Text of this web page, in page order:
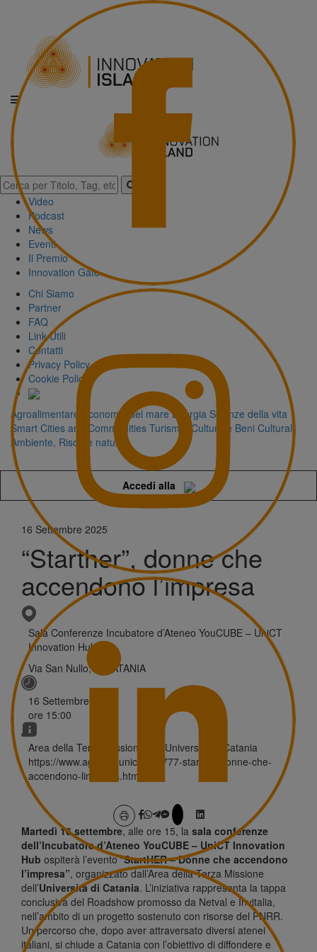
Video
Podcast
News
Eventi
Il Premio
Innovation Gate
Chi Siamo
Partner
FAQ
Link Utili
Contatti
Privacy Policy
Cookie Policy
Agroalimentare Economia del mare Energia Scienze della vita
Smart Cities and Communities Turismo, Cultura e Beni Culturali
Ambiente, Risorse naturali
Accedi alla
16 Settembre 2025
“Starther”, donne che
accendono l’impresa
Sala Conferenze Incubatore d’Ateneo YouCUBE – UniCT
Innovation Hub
Via San Nullo, 5i CATANIA
16 Settembre 2025
ore 15:00
Area della Terza Missione dell’Università di Catania
https://www.agenda.unict.it/20777-starther-donne-che-
accendono-limpresa.htm
Martedì 16 settembre, alle ore 15, la sala conferenze
dell’Incubatore d’Ateneo YouCUBE – UniCT Innovation
Hub ospiterà l’evento “StartHER – Donne che accendono
l’impresa”, organizzato dall’Area della Terza Missione
dell’Università di Catania. L’iniziativa rappresenta la tappa
conclusiva del Roadshow promosso da Netval e Invitalia,
nell’ambito di un progetto sostenuto con risorse del PNRR.
Un percorso che, dopo aver attraversato diversi atenei
italiani, si chiude a Catania con l’obiettivo di diffondere e